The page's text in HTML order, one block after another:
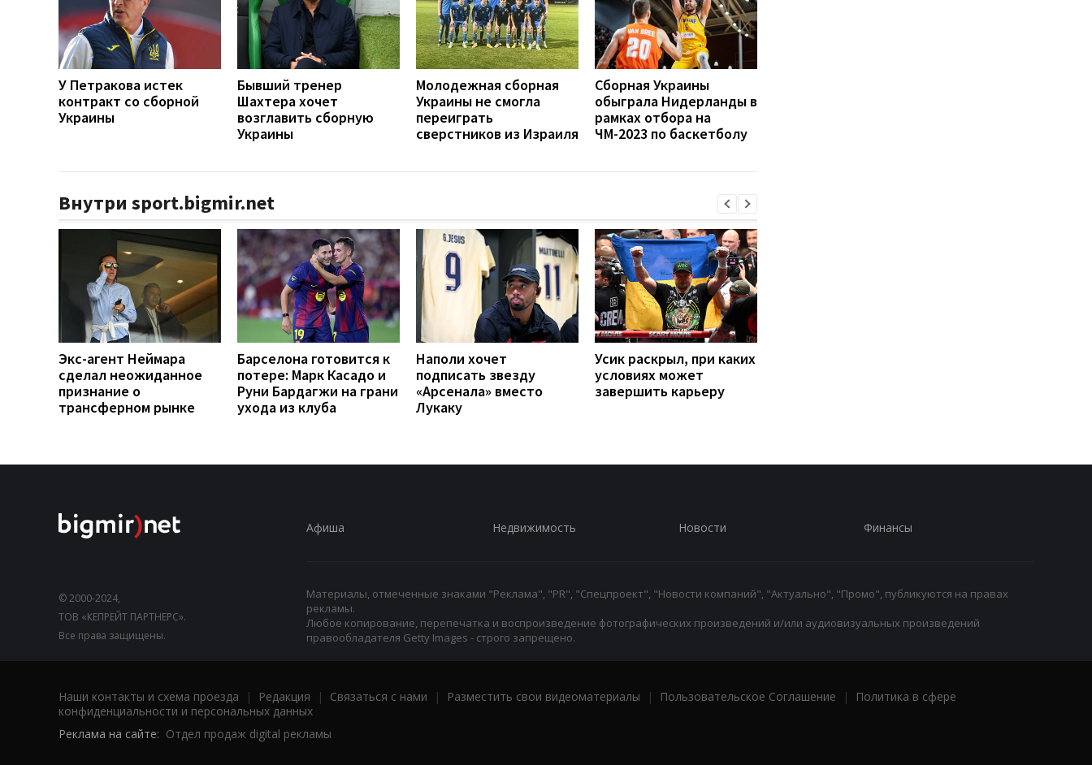
У Петракова истек
контракт со сборной
Украины
Бывший тренер
Шахтера хочет
возглавить сборную
Украины
Молодежная сборная
Украины не смогла
переиграть
сверстников из Израиля
Сборная Украины
обыграла Нидерланды в
рамках отбора на
ЧМ-2023 по баскетболу
Внутри sport.bigmir.net
Экс-агент Неймара
сделал неожиданное
признание о
трансферном рынке
Барселона готовится к
потере: Марк Касадо и
Руни Бардагжи на грани
ухода из клуба
Наполи хочет
подписать звезду
«Арсенала» вместо
Лукаку
Усик раскрыл, при каких
условиях может
завершить карьеру
© 2000-2024,
ТОВ «КЕПРЕЙТ ПАРТНЕРС».
Все права защищены.
Афиша Недвижимость Новости Финансы
Материалы, отмеченные знаками "Реклама", "PR", "Спецпроект", "Новости компаний", "Актуально", "Промо", публикуются на правах
рекламы.
Любое копирование, перепечатка и воспроизведение фотографических произведений и/или аудиовизуальных произведений
правообладателя Getty Images - строго запрещено.
Наши контакты и схема проезда | Редакция | Связаться с нами | Разместить свои видеоматериалы | Пользовательское Соглашение |
Политика в сфере
конфиденциальности и персональных данных
Реклама на сайте: Отдел продаж digital рекламы